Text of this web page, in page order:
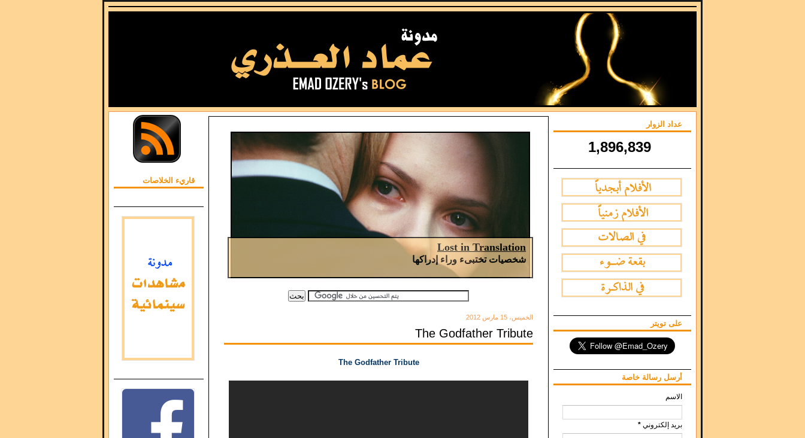
قاريء الخلاصات
Lost in Translation
شخصيات تختبىء وراء إدراكها
الخميس، 15 مارس 2012
The Godfather Tribute
The Godfather Tribute
عداد الزوار
1,896,839
على تويتر
أرسل رسالة خاصة
الاسم
بريد إلكتروني *